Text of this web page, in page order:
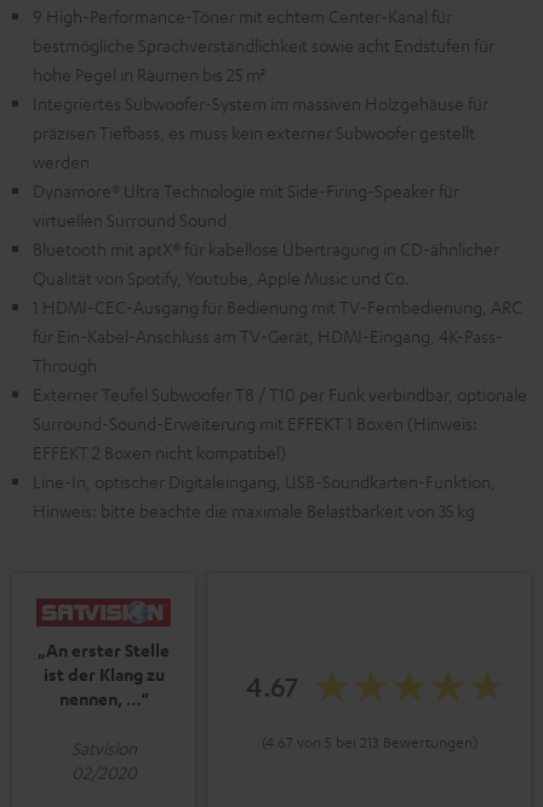
9 High-Performance-Töner mit echtem Center-Kanal für
bestmögliche Sprachverständlichkeit sowie acht Endstufen für
hohe Pegel in Räumen bis 25 m²
Integriertes Subwoofer-System im massiven Holzgehäuse für
präzisen Tiefbass, es muss kein externer Subwoofer gestellt
werden
Dynamore® Ultra Technologie mit Side-Firing-Speaker für
virtuellen Surround Sound
Bluetooth mit aptX® für kabellose Übertragung in CD-ähnlicher
Qualität von Spotify, Youtube, Apple Music und Co.
1 HDMI-CEC-Ausgang für Bedienung mit TV-Fernbedienung, ARC
für Ein-Kabel-Anschluss am TV-Gerät, HDMI-Eingang, 4K-Pass-
Through
Externer Teufel Subwoofer T8 / T10 per Funk verbindbar, optionale
Surround-Sound-Erweiterung mit EFFEKT 1 Boxen (Hinweis:
EFFEKT 2 Boxen nicht kompatibel)
Line-In, optischer Digitaleingang, USB-Soundkarten-Funktion,
Hinweis: bitte beachte die maximale Belastbarkeit von 35 kg
„An erster Stelle
ist der Klang zu
nennen, …“
Satvision
02/2020
4.67
(4.67 von 5 bei 213 Bewertungen)